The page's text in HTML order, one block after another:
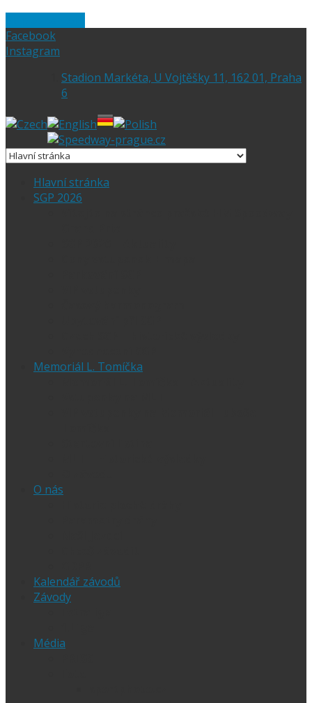
Facebook
Instagram
Stadion Markéta, U Vojtěšky 11, 162 01, Praha
6
Hlavní stránka
SGP 2026
Memoriál L. Tomíčka
O nás
Kalendář závodů
Závody
Média